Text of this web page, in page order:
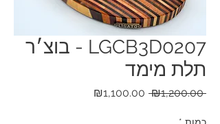
LGCB3D0207 - בוצ׳ר
תלת מימד
₪1,200.00
מחיר
₪1,100.00